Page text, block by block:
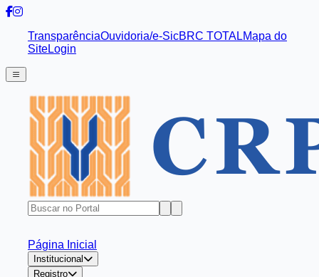
TransparênciaOuvidoria/e-SicBRC TOTALMapa do
SiteLogin
Página Inicial
Institucional
Registro